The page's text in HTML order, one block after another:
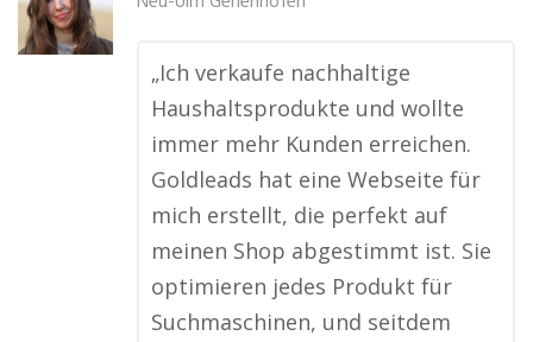
„Ich verkaufe nachhaltige
Haushaltsprodukte und wollte
immer mehr Kunden erreichen.
Goldleads hat eine Webseite für
mich erstellt, die perfekt auf
meinen Shop abgestimmt ist. Sie
optimieren jedes Produkt für
Suchmaschinen, und seitdem